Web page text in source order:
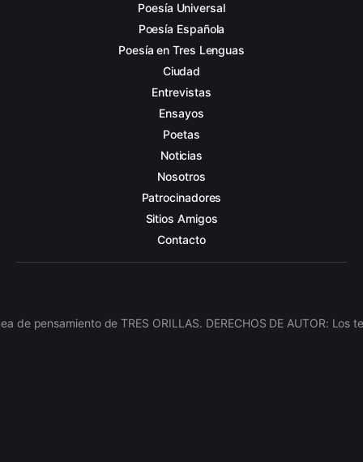
Poesía Universal
Poesía Española
Poesía en Tres Lenguas
Ciudad
Entrevistas
Ensayos
Poetas
Noticias
Nosotros
Patrocinadores
Sitios Amigos
Contacto
pensamiento de TRES ORILLAS. DERECHOS DE